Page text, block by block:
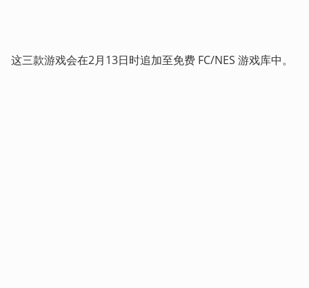
这三款游戏会在2月13日时追加至免费 FC/NES 游戏库中。